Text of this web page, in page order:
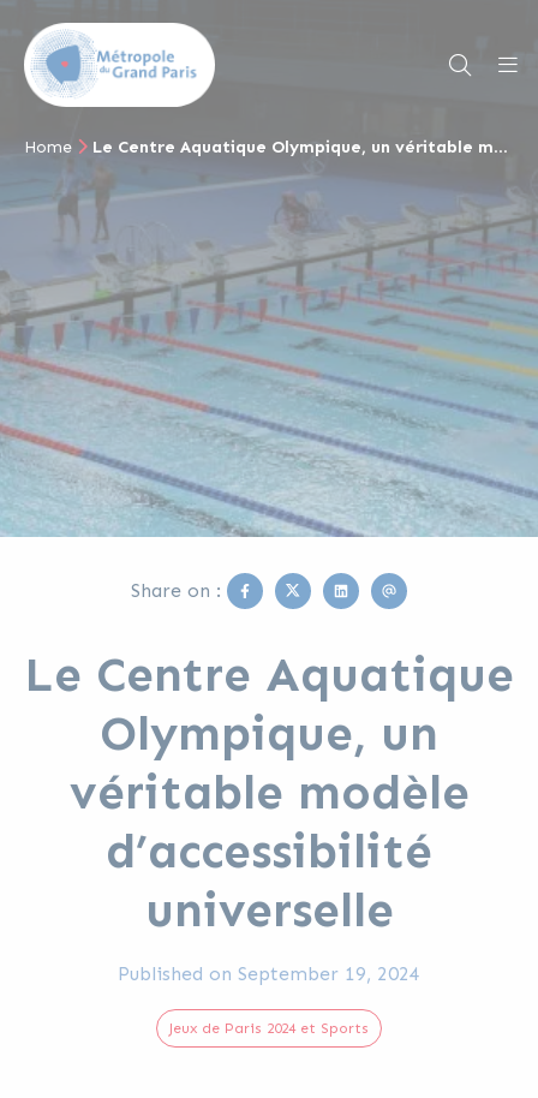
Home Le Centre Aquatique Olympique, un véritable modèle d’accessibilité universelle
Share on : Facebook
TwitterLinkedinEmail
Le Centre Aquatique
Olympique, un
véritable modèle
d’accessibilité
universelle
Published on September 19, 2024
Jeux de Paris 2024 et Sports